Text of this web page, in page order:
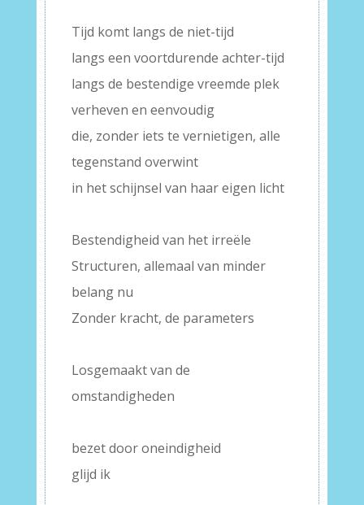
Tijd komt langs de niet-tijd
langs een voortdurende achter-tijd
langs de bestendige vreemde plek
verheven en eenvoudig
die, zonder iets te vernietigen, alle
tegenstand overwint
in het schijnsel van haar eigen licht
Bestendigheid van het irreële
Structuren, allemaal van minder
belang nu
Zonder kracht, de parameters
Losgemaakt van de
omstandigheden
bezet door oneindigheid
glijd ik